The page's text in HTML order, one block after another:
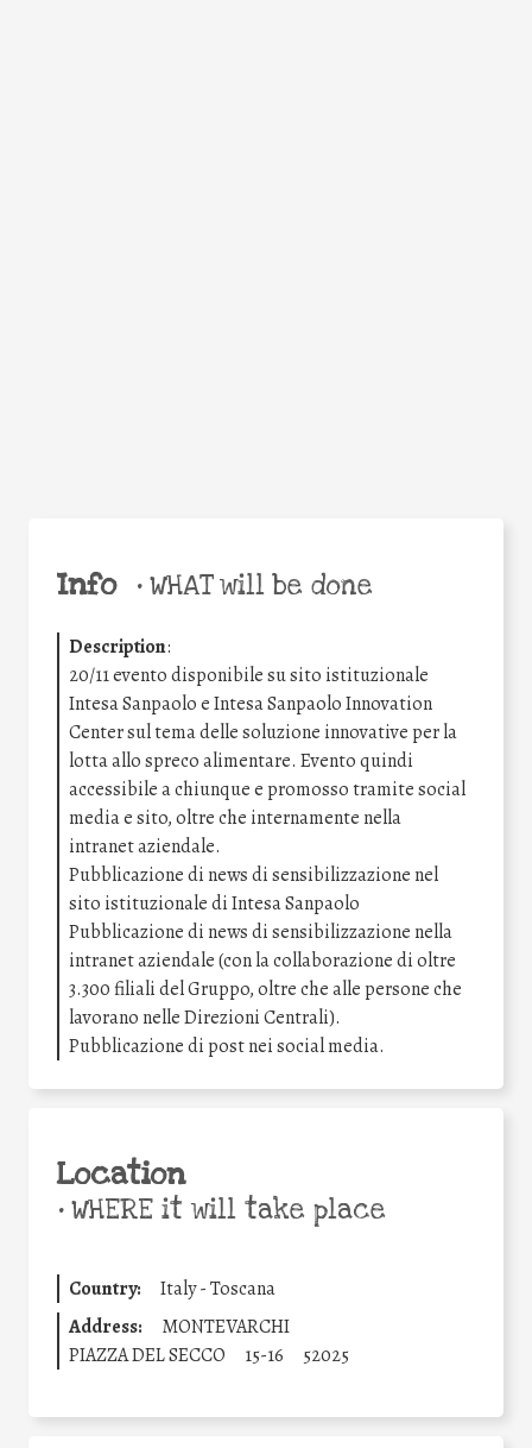
Info •WHAT will be done
Description:
20/11 evento disponibile su sito istituzionale
Intesa Sanpaolo e Intesa Sanpaolo Innovation
Center sul tema delle soluzione innovative per la
lotta allo spreco alimentare. Evento quindi
accessibile a chiunque e promosso tramite social
media e sito, oltre che internamente nella
intranet aziendale.
Pubblicazione di news di sensibilizzazione nel
sito istituzionale di Intesa Sanpaolo
Pubblicazione di news di sensibilizzazione nella
intranet aziendale (con la collaborazione di oltre
3.300 filiali del Gruppo, oltre che alle persone che
lavorano nelle Direzioni Centrali).
Pubblicazione di post nei social media.
Location
•WHERE it will take place
Country:
Italy - Toscana
Address:
MONTEVARCHI
PIAZZA DEL SECCO
15-16 52025